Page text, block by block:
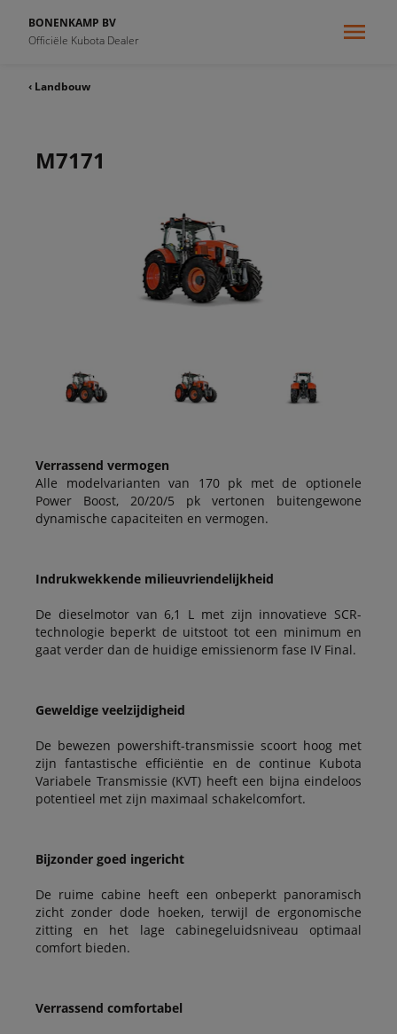
BONENKAMP BV
Officiële Kubota Dealer
‹ Landbouw
M7171
Verrassend vermogen
Alle modelvarianten van 170 pk met de optionele
Power Boost, 20/20/5 pk vertonen buitengewone
dynamische capaciteiten en vermogen.
Indrukwekkende milieuvriendelijkheid
De dieselmotor van 6,1 L met zijn innovatieve SCR-
technologie beperkt de uitstoot tot een minimum en
gaat verder dan de huidige emissienorm fase IV Final.
Geweldige veelzijdigheid
De bewezen powershift-transmissie scoort hoog met
zijn fantastische efficiëntie en de continue Kubota
Variabele Transmissie (KVT) heeft een bijna eindeloos
potentieel met zijn maximaal schakelcomfort.
Bijzonder goed ingericht
De ruime cabine heeft een onbeperkt panoramisch
zicht zonder dode hoeken, terwijl de ergonomische
zitting en het lage cabinegeluidsniveau optimaal
comfort bieden.
Verrassend comfortabel